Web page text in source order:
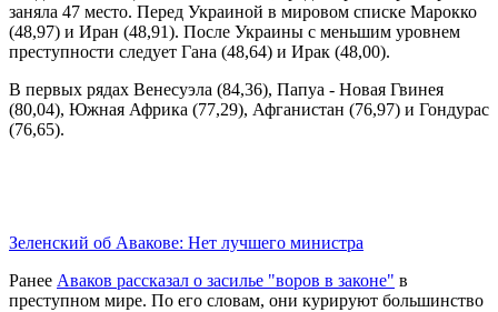
заняла 47 место. Перед Украиной в мировом списке Марокко
(48,97) и Иран (48,91). После Украины с меньшим уровнем
преступности следует Гана (48,64) и Ирак (48,00).
В первых рядах Венесуэла (84,36), Папуа - Новая Гвинея
(80,04), Южная Африка (77,29), Афганистан (76,97) и Гондурас
(76,65).
Зеленский об Авакове: Нет лучшего министра
Ранее Аваков рассказал о засилье "воров в законе" в
преступном мире. По его словам, они курируют большинство